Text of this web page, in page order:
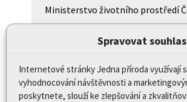
Spravovat
Internetové stránky Jedna příroda využívají
vyhodnocování návštěvnosti a
poskytnete, slouží ke zlepšování a
Ministerstvo životního prostředí
Centrum pro otázky životního
CzechGlobe – Ústav výzkumu
Biologické centrum AV ČR, v.v.i